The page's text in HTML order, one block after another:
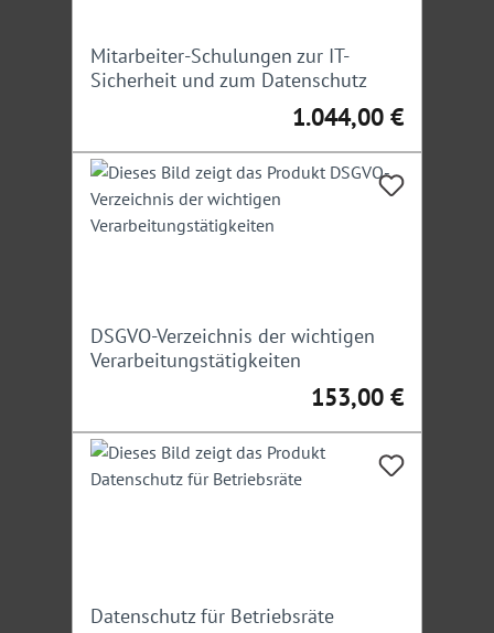
Mitarbeiter-Schulungen zur IT-
Sicherheit und zum Datenschutz
Regulärer Preis:
1.044,00 €
DSGVO-Verzeichnis der wichtigen
Verarbeitungstätigkeiten
Regulärer Preis:
153,00 €
Datenschutz für Betriebsräte